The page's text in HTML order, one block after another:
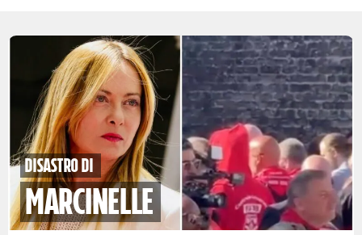
disastro di
marcinelle